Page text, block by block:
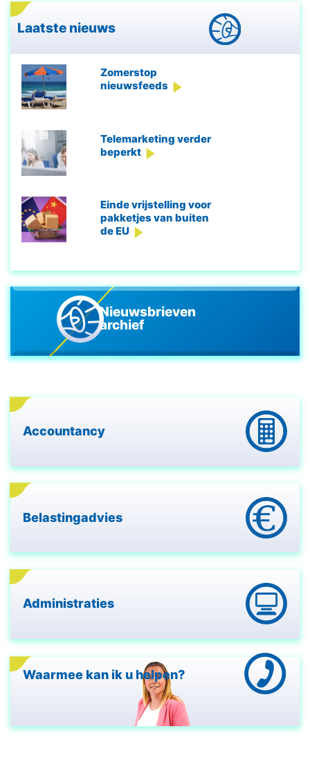
Laatste nieuws
Zomerstop
nieuwsfeeds
Telemarketing verder
beperkt
Einde vrijstelling voor
pakketjes van buiten
de EU
Nieuwsbrieven
archief
Accountancy
Belastingadvies
Administraties
Waarmee kan ik u helpen?